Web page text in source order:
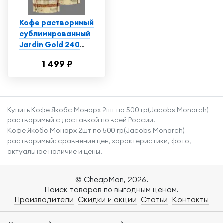
Кофе растворимый
сублимированный
Jardin Gold 240
пакете1 499 ₽
Купить Кофе Якобс Монарх 2шт по 500 гр(Jacobs Monarch)
растворимый с доставкой по всей России.
Кофе Якобс Монарх 2шт по 500 гр(Jacobs Monarch)
растворимый: сравнение цен, характеристики, фото,
актуальное наличие и цены.
© CheapMan, 2026.
Поиск товаров по выгодным ценам.
Производители Скидки и акции Статьи Контакты